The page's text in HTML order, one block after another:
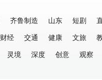
齐鲁制造 山东 短剧
财经 交通 健康 文旅
灵境 深度 创意 观察